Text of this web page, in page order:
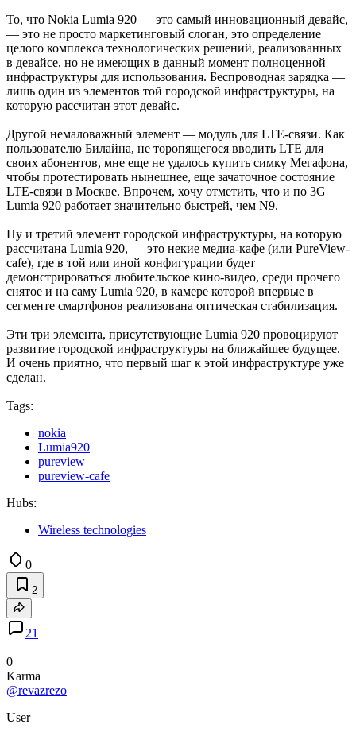
То, что Nokia Lumia 920 — это самый инновационный девайс,
— это не просто маркетинговый слоган, это определение
целого комплекса технологических решений, реализованных
в девайсе, но не имеющих в данный момент полноценной
инфраструктуры для использования. Беспроводная зарядка —
лишь один из элементов той городской инфраструктуры, на
которую рассчитан этот девайс.
Другой немаловажный элемент — модуль для LTE-связи. Как
пользователю Билайна, не торопящегося вводить LTE для
своих абонентов, мне еще не удалось купить симку Мегафона,
чтобы протестировать нынешнее, еще зачаточное состояние
LTE-связи в Москве. Впрочем, хочу отметить, что и по 3G
Lumia 920 работает значительно быстрей, чем N9.
Ну и третий элемент городской инфраструктуры, на которую
рассчитана Lumia 920, — это некие медиа-кафе (или PureView-
cafe), где в той или иной конфигурации будет
демонстрироваться любительское кино-видео, среди прочего
снятое и на саму Lumia 920, в камере которой впервые в
сегменте смартфонов реализована оптическая стабилизация.
Эти три элемента, присутствующие Lumia 920 провоцируют
развитие городской инфраструктуры на ближайшее будущее.
И очень приятно, что первый шаг к этой инфраструктуре уже
сделан.
Tags:
nokia
Lumia920
pureview
pureview-cafe
Hubs:
Wireless technologies
0
2
21
0
Karma
@revazrezo
User